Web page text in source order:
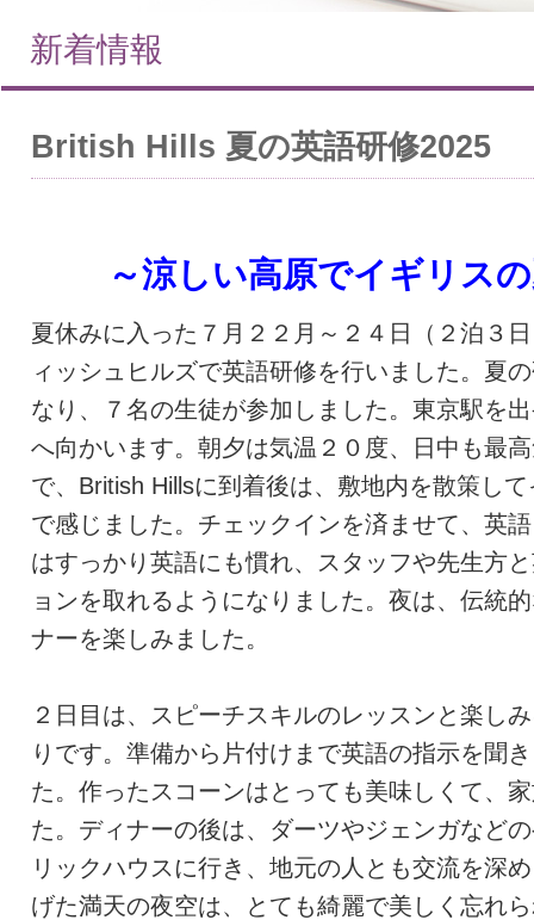
新着情報
British Hills 夏の英語研修2025
～涼しい高原でイギリス
夏休みに入った７月２２月～２４日（２泊３
ィッシュヒルズで英語研修を行いました。夏
なり、７名の生徒が参加しました。東京駅を
へ向かいます。朝夕は気温２０度、日中も最
で、British Hillsに到着後は、敷地内を散策し
で感じました。チェックインを済ませて、英
はすっかり英語にも慣れ、スタッフや先生方
ョンを取れるようになりました。夜は、伝統
ナーを楽しみました。
２日目は、スピーチスキルのレッスンと楽し
りです。準備から片付けまで英語の指示を聞
た。作ったスコーンはとっても美味しくて、
た。ディナーの後は、ダーツやジェンガなど
リックハウスに行き、地元の人とも交流を深
げた満天の夜空は、とても綺麗で美しく忘れ